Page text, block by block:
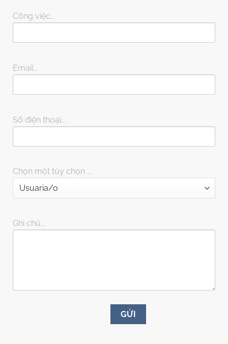
Công việc...
Email...
Số điện thoại...
Chọn một tùy chọn ...
Ghi chú...